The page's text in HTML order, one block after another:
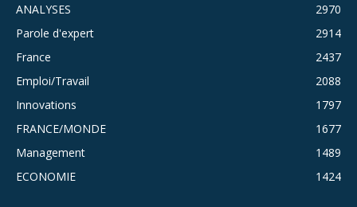
ANALYSES
2970
Parole d'expert
2914
France
2437
Emploi/Travail
2088
Innovations
1797
FRANCE/MONDE
1677
Management
1489
ECONOMIE
1424